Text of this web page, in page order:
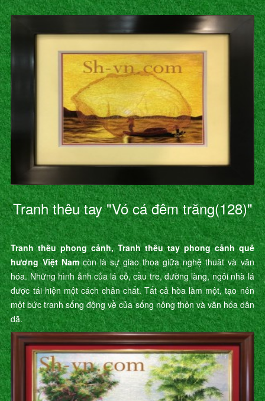
Tranh thêu tay "Vó cá đêm trăng(128)"
Tranh thêu phong cảnh, Tranh thêu tay phong cảnh quê
hương Việt Namcòn là sự giao thoa giữa nghệ thuât và văn
hóa. Những hình ảnh của lá cỏ, cầu tre, đường làng, ngôi nhà lá
được tái hiện một cách chân chất. Tất cả hòa làm một, tạo nên
một bức tranh sống động về của sống nông thôn và văn hóa dân
dã.